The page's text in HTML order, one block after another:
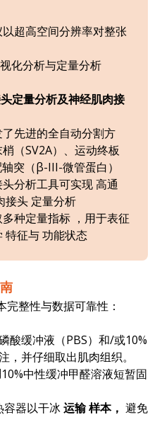
超高空间分辨率对整张
化分析与定量分析
定量分析及神经肌肉接
先进的全自动分割方
（SV2A）、运动终板
突（β-III-微管蛋白）
分析工具可实现高通
接头 定量分析
种定量指标 ，用于表征
特征与功能状态
整性与数据可靠性：
酸缓冲液（PBS）和/或10%
，并仔细取出肌肉组织。
10%中性缓冲甲醛溶液短暂固
容器以干冰运输样本， 避免